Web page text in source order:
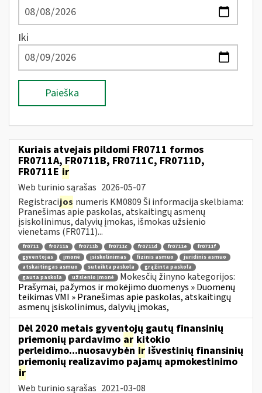
Iki
Paieška
Kuriais atvejais pildomi FR0711 formos
FR0711A, FR0711B, FR0711C, FR0711D,
FR0711E ir
Web turinio sąrašas 2026-05-07
Registracijos numeris KM0809 Ši informacija skelbiama:
Pranešimas apie paskolas, atskaitingų asmenų
įsiskolinimus, dalyvių įmokas, išmokas užsienio
vienetams (FR0711)...
fr0711 fr0711a fr0711b fr0711c fr0711d fr0711e
fr0711f
gyventojas
įmonė įsiskolinimas fizinis asmuo
juridinis asmuo
atskaitingas asmuo
suteikta paskola
grąžinta paskola
gauta paskola
užsienio įmonė
Mokesčių žinyno kategorijos:
Prašymai, pažymos ir mokėjimo duomenys » Duomenų
teikimas VMI » Pranešimas apie paskolas, atskaitingų
asmenų įsiskolinimus, dalyvių įmokas,
Dėl 2020 metais gyventojų gautų finansinių
priemonių pardavimo ar kitokio
perleidimo...nuosavybėn ir išvestinių finansinių
priemonių realizavimo pajamų apmokestinimo
ir
Web turinio sąrašas 2021-03-08